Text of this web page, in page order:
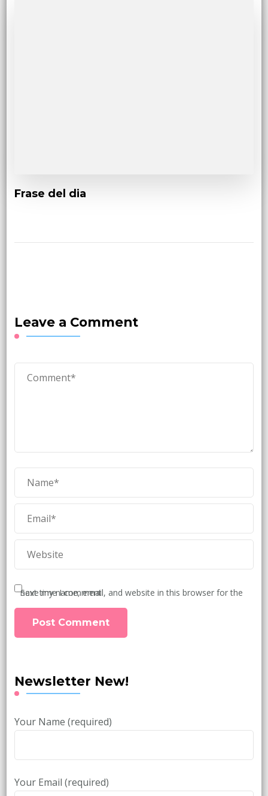
Frase del dia
Leave a Comment
Save my name, email, and website in this browser for the next time I comment.
Newsletter New!
Your Name (required)
Your Email (required)